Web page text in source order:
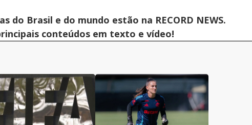
do Brasil e do mundo estão na RECORD NEWS.
conteúdos em texto e vídeo!